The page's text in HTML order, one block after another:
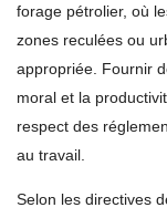
forage pétrolier, où
zones reculées ou
appropriée. Fournir
moral et la
respect des
au travail.
Selon les directives